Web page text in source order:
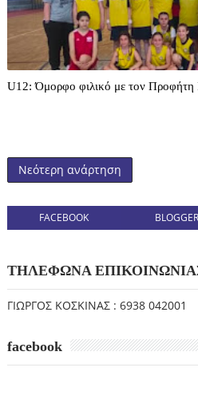
U12: Όμορφο φιλικό με τον Προφήτη
Νεότερη ανάρτηση
FACEBOOK BLOGGER
ΤΗΛΕΦΩΝΑ
ΓΙΩΡΓΟΣ ΚΟΣΚΙΝΑΣ : 6938 042001
facebook